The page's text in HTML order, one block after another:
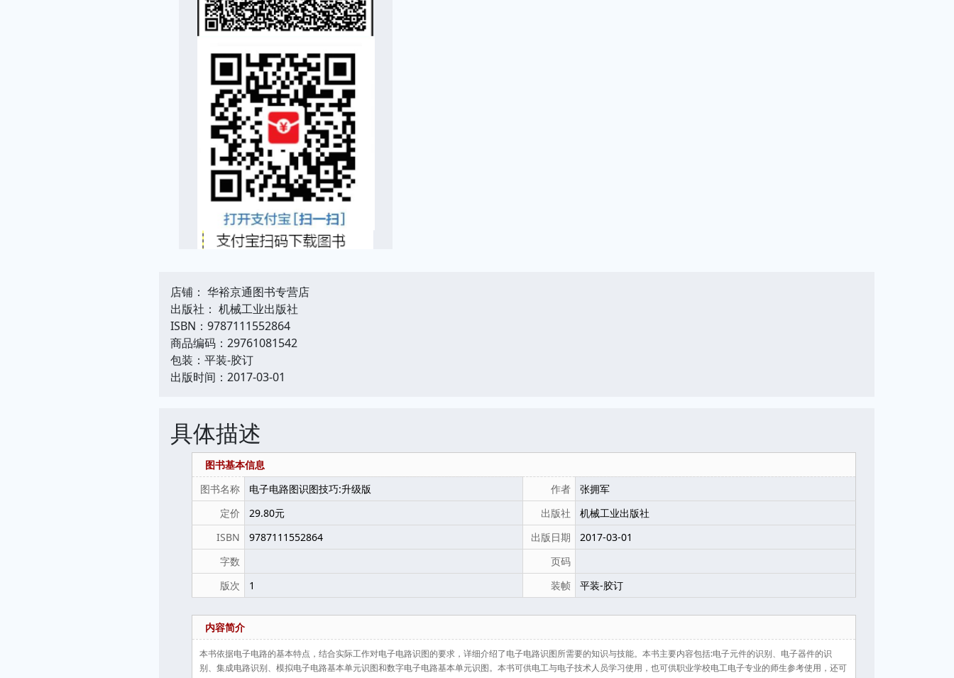
店铺： 华裕京通图书专营店
出版社： 机械工业出版社
ISBN：9787111552864
商品编码：29761081542
包装：平装-胶订
出版时间：2017-03-01
具体描述
图书基本信息
图书名称
电子电路图识图技巧:升级版 作者
张拥军
定价
29.80元 出版社
机械工业出版社
ISBN
9787111552864 出版日期
2017-03-01
字数
页码
版次
1 装帧 平装-胶订
内容简介
本书依据电子电路的基本特点，结合实际工作对电子电路识图的要求，详细介绍了电子电路识图所需要的知识与技能。本书主要内容包括:电子元件的识别、电子器件的识
别、集成电路识别、模拟电子电路基本单元识图和数字电子电路基本单元识图。本书可供电工与电子技术人员学习使用，也可供职业学校电工电子专业的师生参考使用，还可